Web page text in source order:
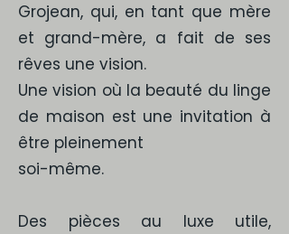
Grojean, qui, en tant que mère
et grand-mère, a fait de ses
rêves une vision.
Une vision où la beauté du linge
de maison est une invitation à
être pleinement
soi-même.
Des pièces au luxe utile,